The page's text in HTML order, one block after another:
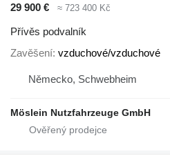
29 900 €
≈ 723 400 Kč
Přívěs podvalník
Zavěšení vzduchové/vzduchové
Německo, Schwebheim
Möslein Nutzfahrzeuge GmbH